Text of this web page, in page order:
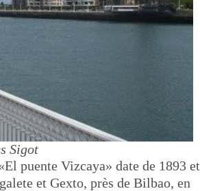
Sigot
puente Vizcaya» date de 1893 et
et Gexto, près de Bilbao, en